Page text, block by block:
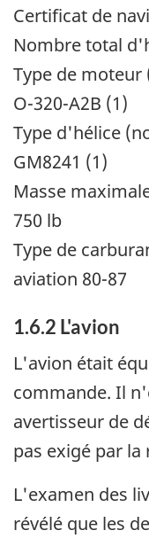
Certificat de
Nombre total
Type de moteur
O-320-A2B (1)
Type d'hélice
GM8241 (1)
Masse
750 lb
Type de
aviation 80-87
1.6.2 L'avion
L'avion était
commande. Il
avertisseur de
pas exigé par
L'examen des
révélé que les